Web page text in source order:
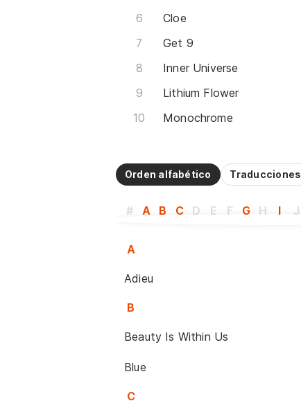
Cloe
Get 9
Inner Universe
Lithium Flower
Monochrome
Orden alfabético Traducciones
# A B C D E F G H I J
A
Adieu
B
Beauty Is Within Us
Blue
C